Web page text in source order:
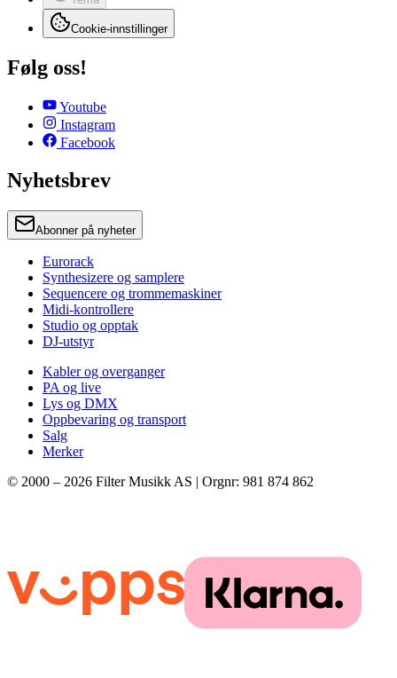
Cookie-innstillinger
Følg oss!
Youtube
Instagram
Facebook
Nyhetsbrev
Abonner på nyheter
Eurorack
Synthesizere og samplere
Sequencere og trommemaskiner
Midi-kontrollere
Studio og opptak
DJ-utstyr
Kabler og overganger
PA og live
Lys og DMX
Oppbevaring og transport
Salg
Merker
© 2000 – 2026 Filter Musikk AS | Orgnr: 981 874 862